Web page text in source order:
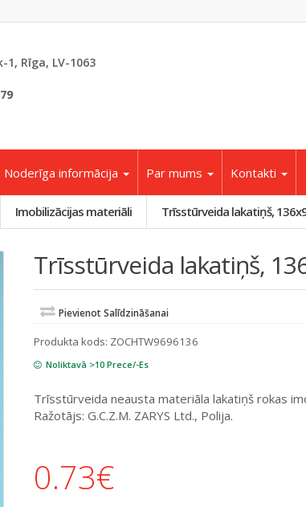
1, Rīga, LV-1063
Noderīga informācija Par mums Kontakti
Imobilizācijas materiāli Trīsstūrveida lakatiņš,
Trīsstūrveida lakatiņš,
Pievienot Salīdzināšanai
Produkta kods: ZOCHTW9696136
Noliktavā >10 Prece/-Es
Trīsstūrveida neausta materiāla lakatiņš rokas
Ražotājs: G.C.Z.M. ZARYS Ltd., Polija.
0.73€